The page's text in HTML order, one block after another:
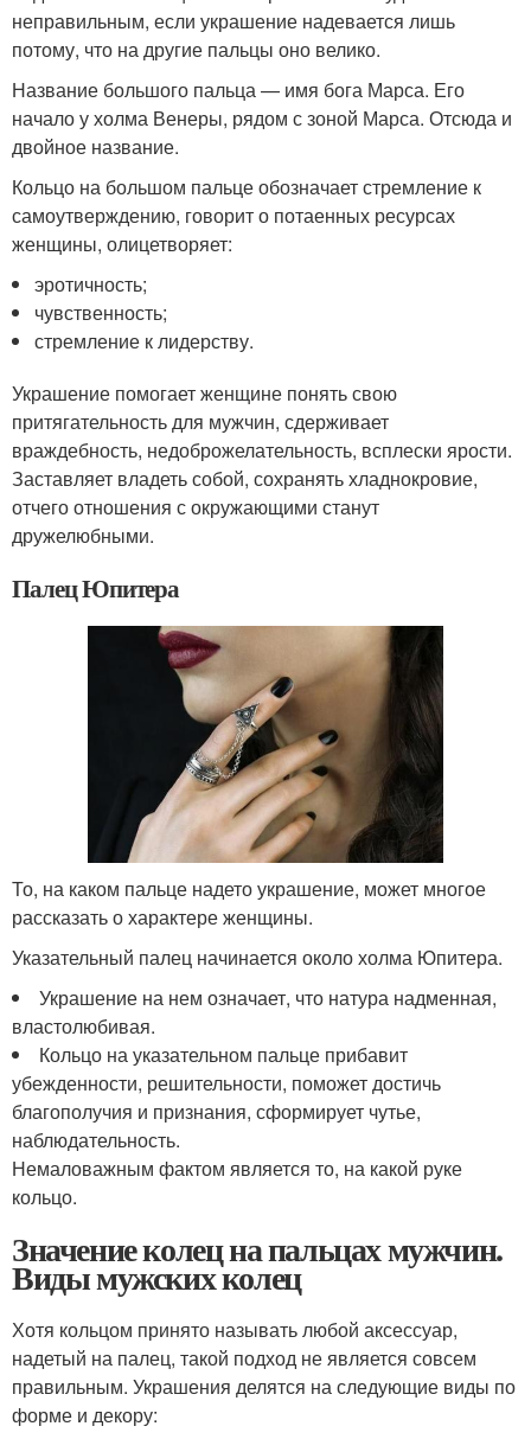
неправильным, если украшение надевается лишь
потому, что на другие пальцы оно велико.
Название большого пальца — имя бога Марса. Его
начало у холма Венеры, рядом с зоной Марса. Отсюда и
двойное название.
Кольцо на большом пальце обозначает стремление к
самоутверждению, говорит о потаенных ресурсах
женщины, олицетворяет:
эротичность;
чувственность;
стремление к лидерству.
Украшение помогает женщине понять свою
притягательность для мужчин, сдерживает
враждебность, недоброжелательность, всплески ярости.
Заставляет владеть собой, сохранять хладнокровие,
отчего отношения с окружающими станут
дружелюбными.
Палец Юпитера
То, на каком пальце надето украшение, может многое
рассказать о характере женщины.
Указательный палец начинается около холма Юпитера.
Украшение на нем означает, что натура надменная,
властолюбивая.
Кольцо на указательном пальце прибавит
убежденности, решительности, поможет достичь
благополучия и признания, сформирует чутье,
наблюдательность.
Немаловажным фактом является то, на какой руке
кольцо.
Значение колец на пальцах мужчин.
Виды мужских колец
Хотя кольцом принято называть любой аксессуар,
надетый на палец, такой подход не является совсем
правильным. Украшения делятся на следующие виды по
форме и декору: